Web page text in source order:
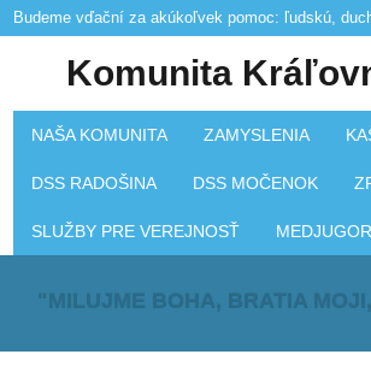
Budeme vďační za akúkoľvek pomoc: ľudskú,
Komunita
NAŠA KOMUNITA ZAMYSLENIA
DSS RADOŠINA DSS MOČENOK
SLUŽBY PRE VEREJNOSŤ
"MILUJME BOHA, BRATIA